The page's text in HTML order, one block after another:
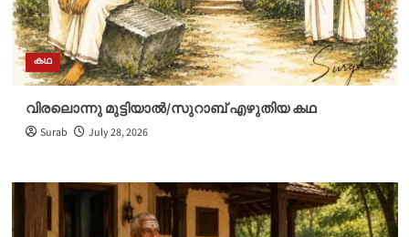
കഥ
വിരലൊന്നു മുട്ടിയാൽ/സുറാബ് എഴുതിയ കഥ
Surab July 28, 2026